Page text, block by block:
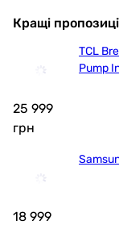
Кращі
TCL
Pump
25 999
грн
18 999